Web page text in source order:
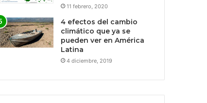
11 febrero, 2020
4 efectos del cambio
climático que ya se
pueden ver en América
Latina
4 diciembre, 2019